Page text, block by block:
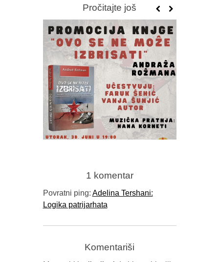
Pročitajte još
MOŽE IZBRISATI” ANDRAŽA
1 komentar
Povratni ping: Adelina Tershani:
Logika patrijarhata
Komentariši